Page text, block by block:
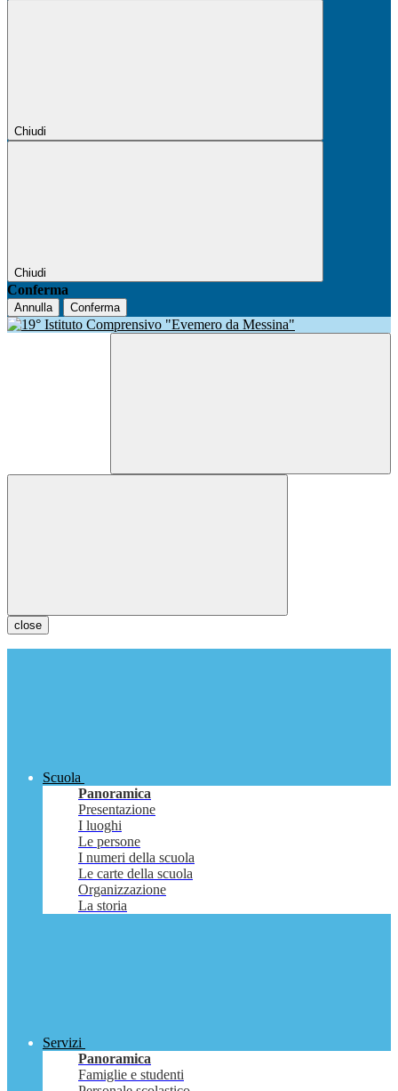
Chiudi
Chiudi
Conferma
Annulla Conferma
close
Scuola
Panoramica
Presentazione
I luoghi
Le persone
I numeri della scuola
Le carte della scuola
Organizzazione
La storia
Servizi
Panoramica
Famiglie e studenti